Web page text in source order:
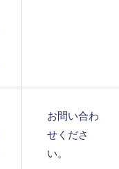
お問い合わ
せくださ
い。